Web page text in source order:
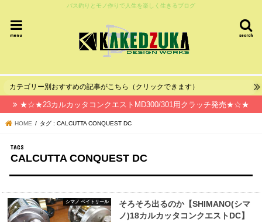
バス釣りとモノ作りで人生を楽しく生きるブログ
search
menu
カテゴリー別おすすめの記事がこちら（クリックできます）
★☆★23カルカッタコンクエストMD300/301用クラッチ発売★☆★
HOME タグ : CALCUTTA CONQUEST DC
CALCUTTA CONQUEST DC
シマノ ベイトリール
そろそろ出るのか【SHIMANO(シマ
ノ)18カルカッタコンクエストDC】